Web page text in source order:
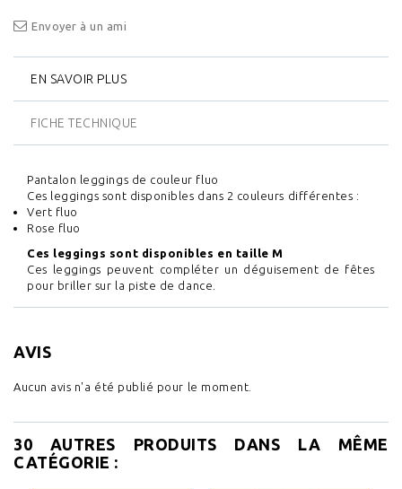
Envoyer à un ami
EN SAVOIR PLUS
FICHE TECHNIQUE
Pantalon leggings de couleur fluo
Ces leggings sont disponibles dans 2 couleurs différentes :
Vert fluo
Rose fluo
Ces leggings sont disponibles en taille M
Ces leggings peuvent compléter un déguisement de fêtes
pour briller sur la piste de dance.
AVIS
Aucun avis n'a été publié pour le moment.
30 AUTRES PRODUITS DANS LA MÊME
CATÉGORIE :